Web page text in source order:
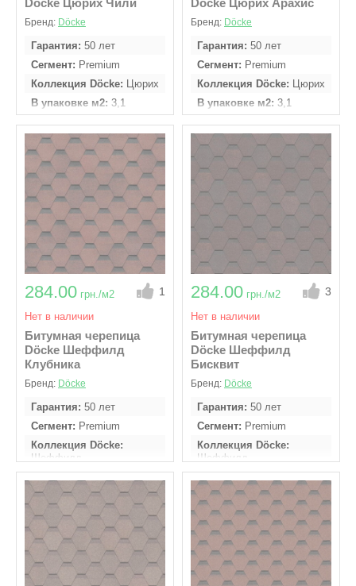
Döcke Цюрих Чили
Бренд: Döcke
Гарантия 50 лет
Сегмент
Premium
Коллекция Döcke
Цюрих
В упаковке м2 3,1
Кол - во гонтов в
упаковке 22 шт
Döcke Цюрих Арахис
Бренд: Döcke
Гарантия 50 лет
Сегмент
Premium
Коллекция Döcke
Цюрих
В упаковке м2 3,1
Кол - во гонтов в
упаковке 22 шт
284.00 грн./м2 1
Нет в наличии
Битумная черепица
Döcke Шеффилд
Клубника
Бренд: Döcke
Гарантия 50 лет
Сегмент
Premium
Коллекция Döcke
Шеффилд
Кол - во гонтов в
упаковке 22 шт
284.00 грн./м2 3
Нет в наличии
Битумная черепица
Döcke Шеффилд
Бисквит
Бренд: Döcke
Гарантия 50 лет
Сегмент
Premium
Коллекция Döcke
Шеффилд
Кол - во гонтов в
упаковке
22 шт